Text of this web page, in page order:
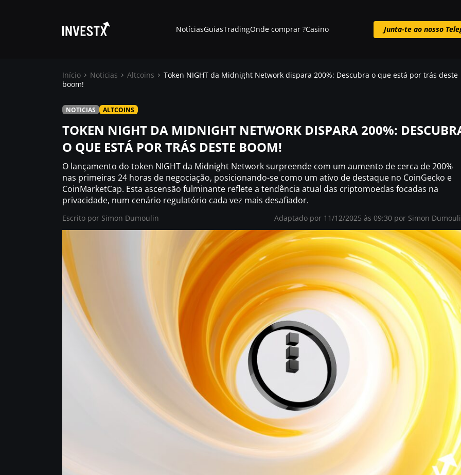
Notícias
Guias
Trading
Onde comprar ?
Casino
NotíciasGuiasTradingOnde comprar ?Casino Junta-te ao nosso
Início Noticias Altcoins
Token NIGHT da Midnight Network dispara 200%: Descubra o que está por trás deste
boom!
NOTICIAS ALTCOINS
TOKEN NIGHT DA MIDNIGHT NETWORK DISPARA 200%:
O QUE ESTÁ POR TRÁS DESTE BOOM!
O lançamento do token NIGHT da Midnight Network surpreende com um aumento de cerca de 200%
nas primeiras 24 horas de negociação, posicionando-se como um ativo de destaque no CoinGecko e
CoinMarketCap. Esta ascensão fulminante reflete a tendência atual das criptomoedas focadas na
privacidade, num cenário regulatório cada vez mais desafiador.
Escrito por Simon Dumoulin Adaptado por 11/12/2025 às 09:30 por Simon